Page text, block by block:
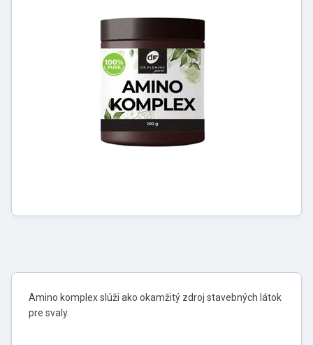
Amino komplex slúži ako okamžitý zdroj stavebných látok
pre svaly.